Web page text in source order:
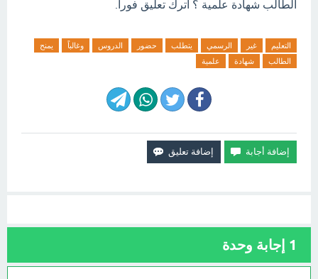
الطالب شهادة علمية ؟ اترك تعليق فورآ.
التعليم غير الرسمي يتطلب حضور الدروس وغالباً
يمنح
الطالب
شهادة علمية
1 إجابة وحدة